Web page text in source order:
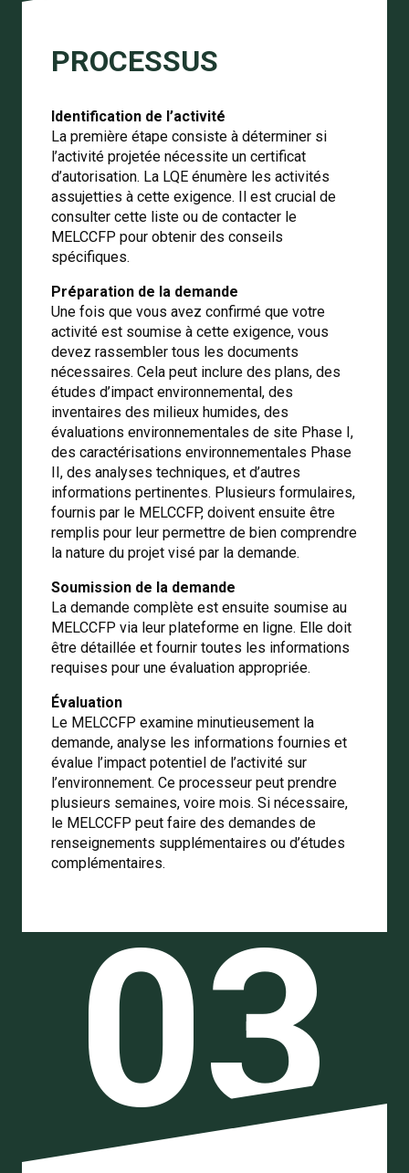
PROCESSUS
Identification de l’activité
La première étape consiste à déterminer si
l’activité projetée nécessite un certificat
d’autorisation. La LQE énumère les activités
assujetties à cette exigence. Il est crucial de
consulter cette liste ou de contacter le
MELCCFP pour obtenir des conseils
spécifiques.
Préparation de la demande
Une fois que vous avez confirmé que votre
activité est soumise à cette exigence, vous
devez rassembler tous les documents
nécessaires. Cela peut inclure des plans, des
études d’impact environnemental, des
inventaires des milieux humides, des
évaluations environnementales de site Phase I,
des caractérisations environnementales Phase
II, des analyses techniques, et d’autres
informations pertinentes. Plusieurs formulaires,
fournis par le MELCCFP, doivent ensuite être
remplis pour leur permettre de bien comprendre
la nature du projet visé par la demande.
Soumission de la demande
La demande complète est ensuite soumise au
MELCCFP via leur plateforme en ligne. Elle doit
être détaillée et fournir toutes les informations
requises pour une évaluation appropriée.
Évaluation
Le MELCCFP examine minutieusement la
demande, analyse les informations fournies et
évalue l’impact potentiel de l’activité sur
l’environnement. Ce processeur peut prendre
plusieurs semaines, voire mois. Si nécessaire,
le MELCCFP peut faire des demandes de
renseignements supplémentaires ou d’études
complémentaires.
03